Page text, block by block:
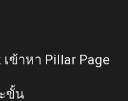
ข้าหา Pillar Page
ขั้น